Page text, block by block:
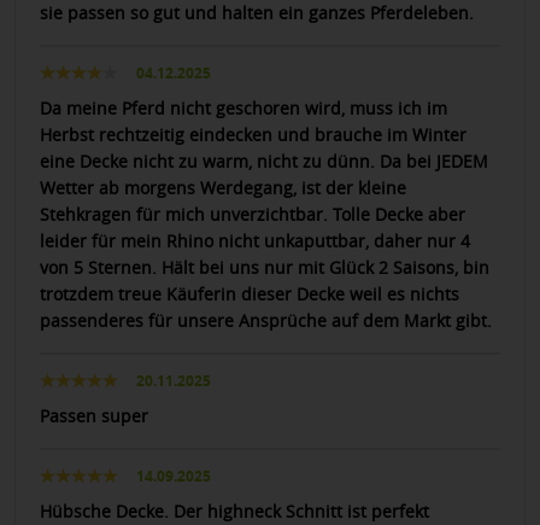
sie passen so gut und halten ein ganzes Pferdeleben.
04.12.2025
Da meine Pferd nicht geschoren wird, muss ich im
Herbst rechtzeitig eindecken und brauche im Winter
eine Decke nicht zu warm, nicht zu dünn. Da bei JEDEM
Wetter ab morgens Werdegang, ist der kleine
Stehkragen für mich unverzichtbar. Tolle Decke aber
leider für mein Rhino nicht unkaputtbar, daher nur 4
von 5 Sternen. Hält bei uns nur mit Glück 2 Saisons, bin
trotzdem treue Käuferin dieser Decke weil es nichts
passenderes für unsere Ansprüche auf dem Markt gibt.
20.11.2025
Passen super
14.09.2025
Hübsche Decke. Der highneck Schnitt ist perfekt